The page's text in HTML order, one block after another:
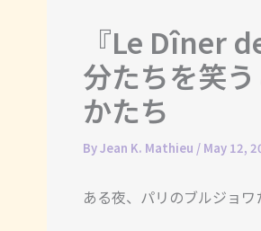
『Le Dîner
分たちを笑
かたち
ByJean K. Mathieu / May 12,
ある夜、パリのブルジョ